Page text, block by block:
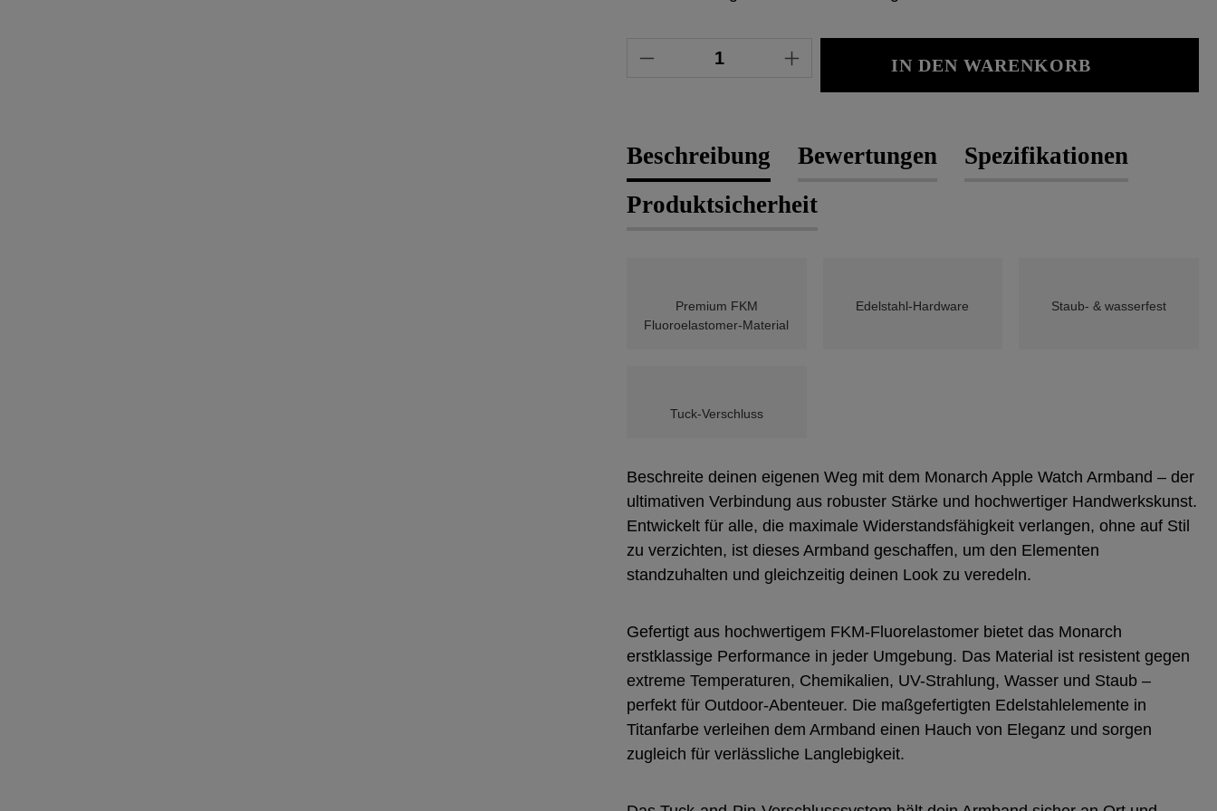
Produkt Anzahl: Gib den gewünschten Wert ein
IN DEN WARENKORB
Beschreibung Bewertungen
Spezifikationen
Produktsicherheit
Premium FKM
Fluoroelastomer-Material
Edelstahl-Hardware Staub- & wasserfest
Tuck-Verschluss
Beschreite deinen eigenen Weg mit dem Monarch Apple Watch Armband – der
ultimativen Verbindung aus robuster Stärke und hochwertiger Handwerkskunst.
Entwickelt für alle, die maximale Widerstandsfähigkeit verlangen, ohne auf Stil
zu verzichten, ist dieses Armband geschaffen, um den Elementen
standzuhalten und gleichzeitig deinen Look zu veredeln.
Gefertigt aus hochwertigem FKM‑Fluorelastomer bietet das Monarch
erstklassige Performance in jeder Umgebung. Das Material ist resistent gegen
extreme Temperaturen, Chemikalien, UV-Strahlung, Wasser und Staub –
perfekt für Outdoor-Abenteuer. Die maßgefertigten Edelstahlelemente in
Titanfarbe verleihen dem Armband einen Hauch von Eleganz und sorgen
zugleich für verlässliche Langlebigkeit.